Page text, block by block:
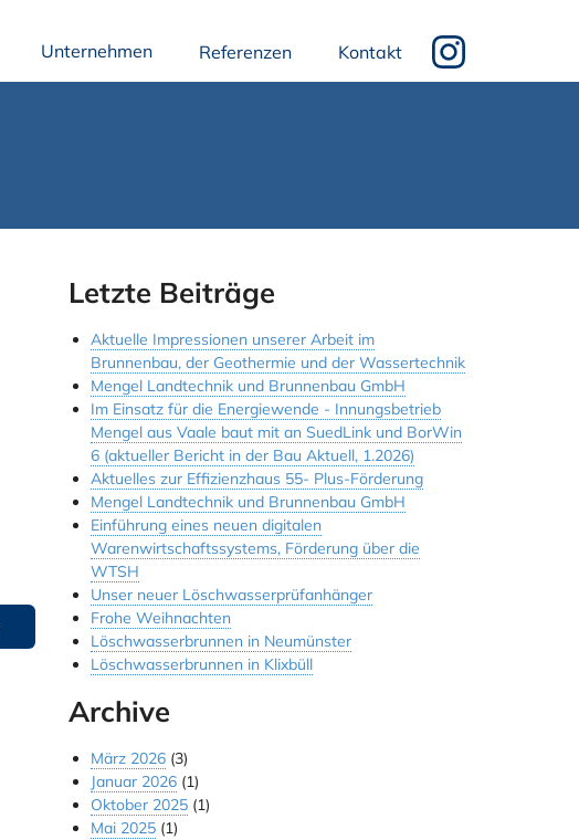
Unternehmen Referenzen Kontakt
Letzte Beiträge
Aktuelle Impressionen unserer Arbeit im
Brunnenbau, der Geothermie und der Wassertechnik
Mengel Landtechnik und Brunnenbau GmbH
Im Einsatz für die Energiewende - Innungsbetrieb
Mengel aus Vaale baut mit an SuedLink und BorWin
6 (aktueller Bericht in der Bau Aktuell, 1.2026)
Aktuelles zur Effizienzhaus 55- Plus-Förderung
Mengel Landtechnik und Brunnenbau GmbH
Einführung eines neuen digitalen
Warenwirtschaftssystems, Förderung über die
WTSH
Unser neuer Löschwasserprüfanhänger
Frohe Weihnachten
Löschwasserbrunnen in Neumünster
Löschwasserbrunnen in Klixbüll
Archive
März 2026 (3)
Januar 2026 (1)
Oktober 2025 (1)
Mai 2025 (1)